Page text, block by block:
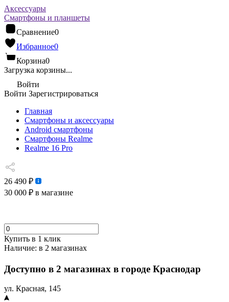
Аксессуары
Смартфоны и планшеты
Сравнение0
Избранное0
Корзина0
Загрузка корзины...
Войти
Войти Зарегистрироваться
Главная
Смартфоны и аксессуары
Android cмартфоны
Смартфоны Realme
Realme 16 Pro
26 490 ₽
30 000 ₽ в магазине
Купить в 1 клик
Наличие: в 2 магазинах
Доступно в 2 магазинах в городе Краснодар
ул. Красная, 145